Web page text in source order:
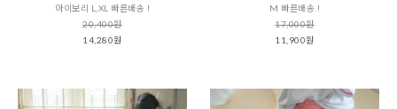
아이보리 L,XL 빠른배송 !
20,400원
14,280원
M 빠른배송 !
17,000원
11,900원